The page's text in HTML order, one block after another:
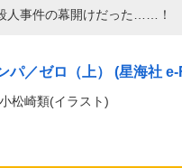
人事件の幕開けだった……！
パ／ゼロ（上） (星海社
松崎類(イラスト)